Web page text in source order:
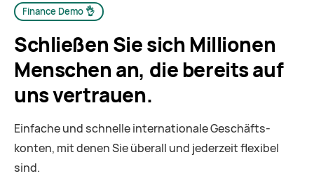
Finance Demo 👌
Schließen Sie sich Millionen
Menschen an, die bereits auf
uns vertrauen.
Einfache und schnelle internationale Geschäfts­
konten, mit denen Sie überall und jederzeit flexibel
sind.